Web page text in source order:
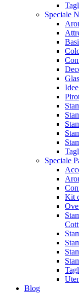
Speciale
Speciale
Kit
Blog